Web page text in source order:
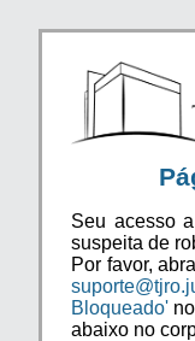
Seu acesso
suspeita de
Por favor,
Bloqueado'
abaixo no